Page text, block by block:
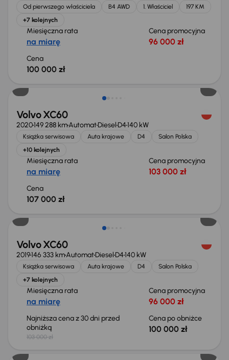
Od pierwszego właściciela B4 AWD 1. Właściciel
197 KM
+7 kolejnych
Miesięczna rata
na miarę
Cena promocyjna
96 000 zł
Cena
100 000 zł
Volvo XC60
2020149 288 kmAutomatDiesel D4140 kW
Książka serwisowa Auta krajowe D4
Salon Polska
+10 kolejnych
Miesięczna rata
na miarę
Cena promocyjna
103 000 zł
Cena
107 000 zł
Volvo XC60
2019146 333 kmAutomatDiesel D4140 kW
Książka serwisowa Auta krajowe D4
Salon Polska
+7 kolejnych
Miesięczna rata
na miarę
Cena promocyjna
96 000 zł
Najniższa cena z 30 dni przed
obniżką
103 000 zł
Cena po obniżce
100 000 zł
Możliwość odliczenia VAT